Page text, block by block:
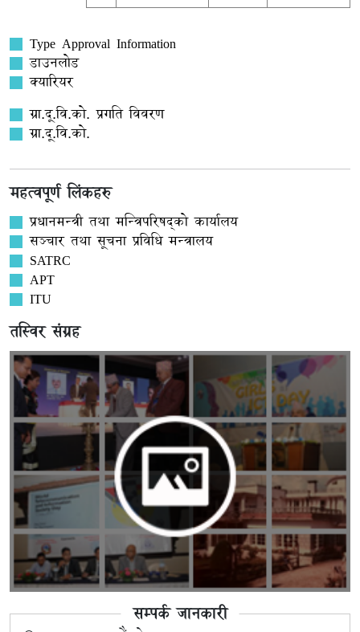
Type Approval Information
डाउनलोड
क्यारियर
ग्रा.दू.वि.को. प्रगति विवरण
ग्रा.दू.वि.को.
महत्वपूर्ण लिंकहरु
प्रधानमन्त्री तथा मन्त्रिपरिषद्को कार्यालय
सञ्‍चार तथा सूचना प्रविधि मन्त्रालय
SATRC
APT
ITU
तस्विर संग्रह
सम्पर्क जानकारी